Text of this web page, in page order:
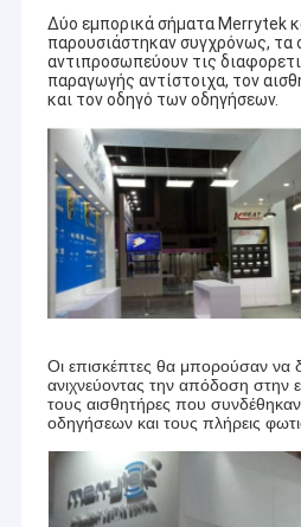
Δύο εμπορικά σήματα Merrytek
παρουσιάστηκαν συγχρόνως, τα
αντιπροσωπεύουν τις
παραγωγής αντίστοιχα, τον
και τον οδηγό των οδηγήσεων.
Οι επισκέπτες θα μπορούσαν να
ανιχνεύοντας την απόδοση στην
τους αισθητήρες που
οδηγήσεων και τους πλήρεις